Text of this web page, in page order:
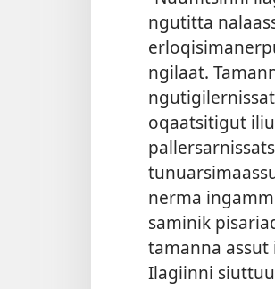
ngutit­ta
ngilaat.
oqaatsitigut
nerma
saminik
taman­na
Ilagiin­ni